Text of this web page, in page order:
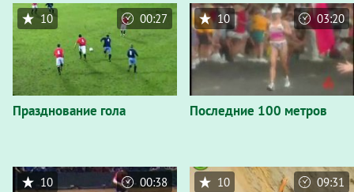
Празднование гола
10 00:27
Последние 100 метров
10 03:20
10 00:38 10 09:31